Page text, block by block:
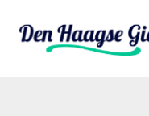
denhaagsegids.nl